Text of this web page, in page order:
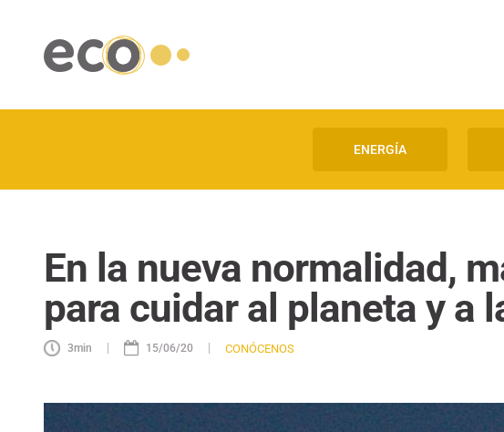
ENERGÍA
En la nueva normalidad,
para cuidar al planeta y a
3min | 15/06/20 | CONÓCENOS